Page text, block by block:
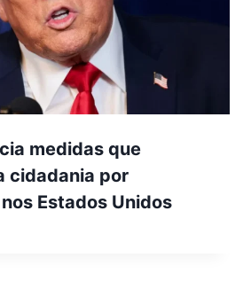
medidas que
cidadania por
Estados Unidos